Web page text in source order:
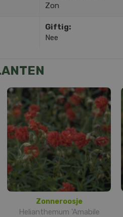
Zon
Giftig:
Nee
Zonneroosje
Helianthemum 'Amabile